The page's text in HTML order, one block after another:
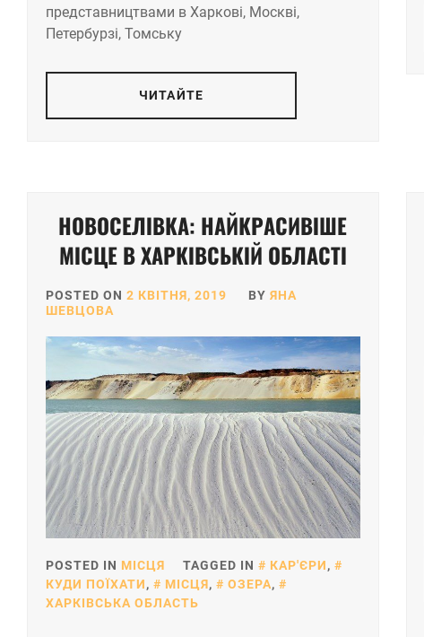
представництвами в Харкові, Москві,
Петербурзі, Томську
ЧИТАЙТЕ
НОВОСЕЛІВКА: НАЙКРАСИВІШЕ
МІСЦЕ В ХАРКІВСЬКІЙ ОБЛАСТІ
POSTED ON 2 КВІТНЯ, 2019 BY ЯНА
ШЕВЦОВА
POSTED IN МІСЦЯ TAGGED IN КАР'ЄРИ,
КУДИ ПОЇХАТИ, МІСЦЯ, ОЗЕРА,
ХАРКІВСЬКА ОБЛАСТЬ